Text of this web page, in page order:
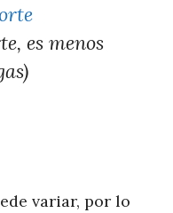
es menos
variar, por lo